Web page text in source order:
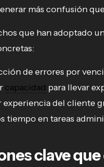
más confusión
que han adoptado
de errores por
capacidad para llevar
experiencia del cliente
tiempo en tareas
clave